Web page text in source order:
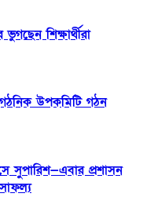
শিক্ষার্থীরা
উপকমিটি গঠন
সুপারিশ—এবার প্রশাসন